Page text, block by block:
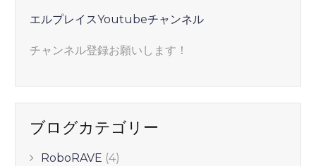
エルプレイスYoutubeチャンネル
チャンネル登録お願いします！
ブログカテゴリー
RoboRAVE (4)